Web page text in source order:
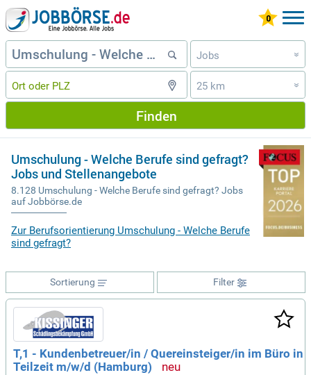
Jobs »
25 km »
Finden
Umschulung - Welche Berufe sind gefragt?
Jobs und Stellenangebote
8.128 Umschulung - Welche Berufe sind gefragt? Jobs
auf Jobbörse.de
Zur Berufsorientierung Umschulung - Welche Berufe
sind gefragt?
Filter
Sortierung
T,1 - Kundenbetreuer/in / Quereinsteiger/in im Büro in
Teilzeit m/w/d (Hamburg)